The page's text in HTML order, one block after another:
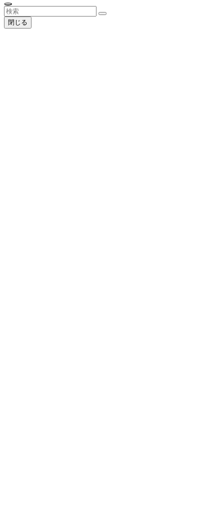
閉じる